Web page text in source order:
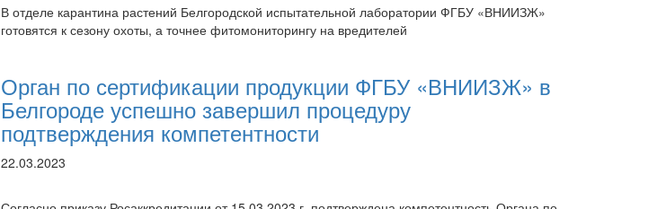
В отделе карантина растений Белгородской испытательной лаборатории ФГБУ «ВНИИЗЖ»
готовятся к сезону охоты, а точнее фитомониторингу на вредителей
Орган по сертификации продукции ФГБУ «ВНИИЗЖ» в
Белгороде успешно завершил процедуру
подтверждения компетентности
22.03.2023